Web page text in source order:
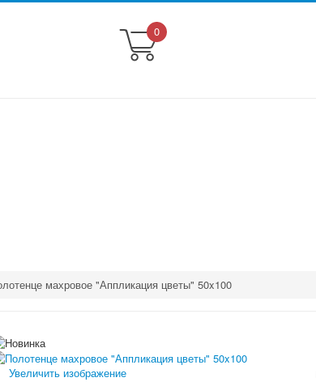
0
махровое "Аппликация цветы" 50x100
Увеличить изображение